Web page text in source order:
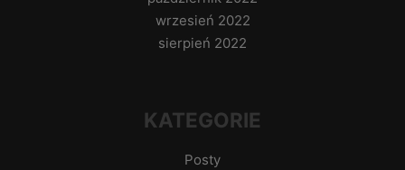
wrzesień 2022
sierpień 2022
KATEGORIE
Posty